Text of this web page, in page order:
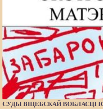
СУДЫ ВІЦЕБСКАЙ ВОБЛАСЦІ